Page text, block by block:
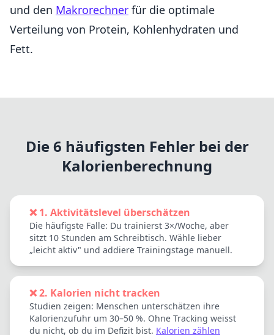
und den Makrorechner für die optimale
Verteilung von Protein, Kohlenhydraten und
Fett.
Die 6 häufigsten Fehler bei der
Kalorienberechnung
❌ 1. Aktivitätslevel überschätzen
Die häufigste Falle: Du trainierst 3×/Woche, aber
sitzt 10 Stunden am Schreibtisch. Wähle lieber
„leicht aktiv" und addiere Trainingstage manuell.
❌ 2. Kalorien nicht tracken
Studien zeigen: Menschen unterschätzen ihre
Kalorienzufuhr um 30–50 %. Ohne Tracking weisst
du nicht, ob du im Defizit bist. Kalorien zählen